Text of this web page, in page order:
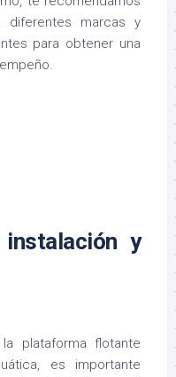
diferentes marcas y
para obtener una
y
plataforma flotante
es importante